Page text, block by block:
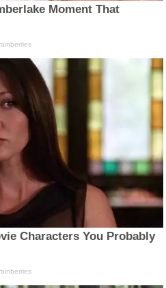
Moment That
Characters You Probably